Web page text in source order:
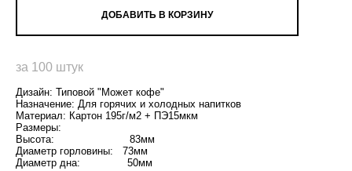
ДОБАВИТЬ В КОРЗИНУ
за 100 штук
Дизайн: Типовой "Может кофе"
Назначение: Для горячих и холодных напитков
Материал: Картон 195г/м2 + ПЭ15мкм
Размеры:
Высота: 83мм
Диаметр горловины: 73мм
Диаметр дна: 50мм